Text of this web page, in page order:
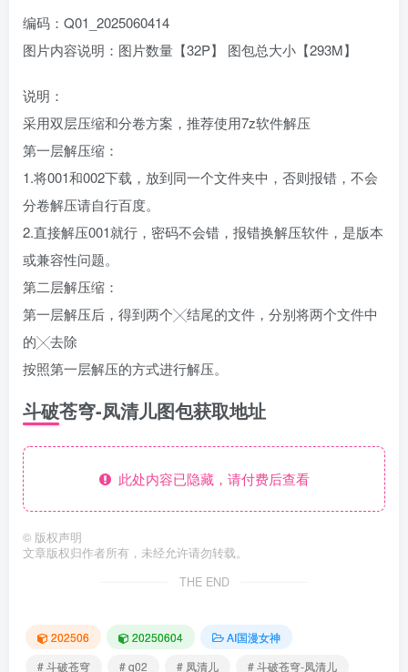
编码：Q01_2025060414
图片内容说明：图片数量【32P】 图包总大小【293M】
说明：
采用双层压缩和分卷方案，推荐使用7z软件解压
第一层解压缩：
1.将001和002下载，放到同一个文件夹中，否则报错，不会
分卷解压请自行百度。
2.直接解压001就行，密码不会错，报错换解压软件，是版本
或兼容性问题。
第二层解压缩：
第一层解压后，得到两个╳结尾的文件，分别将两个文件中
的╳去除
按照第一层解压的方式进行解压。
斗破苍穹-凤清儿图包获取地址
此处内容已隐藏，请付费后查看
© 版权声明
文章版权归作者所有，未经允许请勿转载。
THE END
202506 20250604
AI国漫女神
# 斗破苍穹
# q02 # 凤清儿 # 斗破苍穹-凤清儿